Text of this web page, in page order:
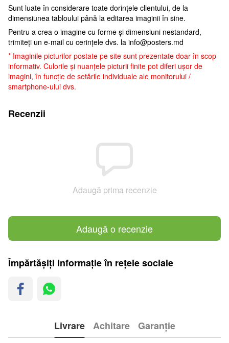
Sunt luate în considerare toate dorințele clientului, de la
dimensiunea tabloului până la editarea imaginii în sine.
Pentru a crea o imagine cu forme și dimensiuni nestandard,
trimiteți un e-mail cu cerințele dvs. la info@posters.md
* Imaginile picturilor postate pe site sunt prezentate doar în scop
informativ. Culorile și nuanțele picturii finite pot diferi ușor de
imagini, în funcție de setările individuale ale monitorului /
smartphone-ului dvs.
Recenzii
Adaugă prima recenzie
Adaugă o recenzie
Împărtășiți informație în rețele sociale
Livrare Achitare Garanție